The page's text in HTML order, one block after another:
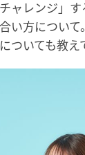
ャレンジ」
い方につい
ついても教え